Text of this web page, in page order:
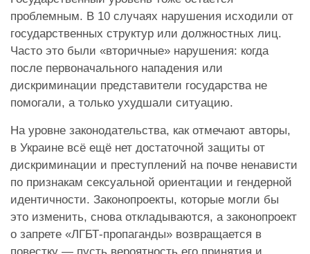
проблемным. В 10 случаях нарушения исходили от
государственных структур или должностных лиц.
Часто это были «вторичные» нарушения: когда
после первоначального нападения или
дискриминации представители государства не
помогали, а только ухудшали ситуацию.
На уровне законодательства, как отмечают авторы,
в Украине всё ещё нет достаточной защиты от
дискриминации и преступлений на почве ненависти
по признакам сексуальной ориентации и гендерной
идентичности. Законопроекты, которые могли бы
это изменить, снова откладываются, а законопроект
о запрете «ЛГБТ-пропаганды» возвращается в